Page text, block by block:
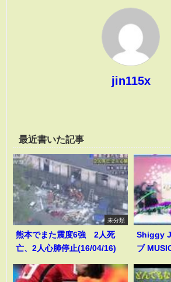
jin115x
最近書いた記事
未分類
熊本でまた震度6強 2人死
亡、2人心肺停止(16/04/16)
Shiggy
ブ